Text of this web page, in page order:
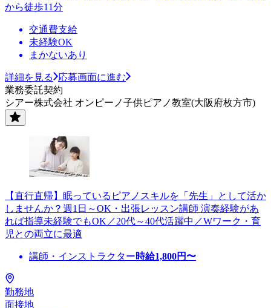
から徒歩11分
交通費支給
未経験OK
まかないあり
詳細を見る
応募画面に進む
業務委託契約
シアー株式会社 オンピーノ子供ピアノ教室(大阪府枚方市)
【直行直帰】眠っているピアノスキルを「先生」として活か
しませんか？週1日～OK・出張レッスン講師 演奏経験があ
れば指導未経験でもOK／20代～40代活躍中／Wワーク・育
児との両立に最適
講師・インストラクター時給1,800円〜
勤務地
面接地